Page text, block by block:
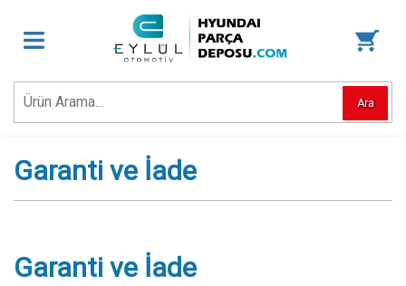
Ara
Garanti ve İade
Garanti ve İade